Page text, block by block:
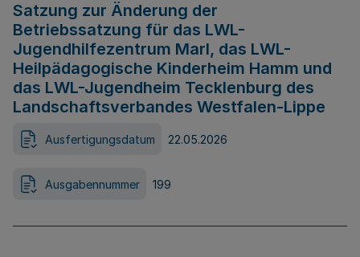
Satzung zur Änderung der
Betriebssatzung für das LWL-
Jugendhilfezentrum Marl, das LWL-
Heilpädagogische Kinderheim Hamm und
das LWL-Jugendheim Tecklenburg des
Landschaftsverbandes Westfalen-Lippe
Ausfertigungsdatum 22.05.2026
Ausgabennummer 199